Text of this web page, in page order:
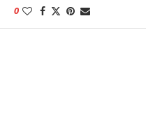
0